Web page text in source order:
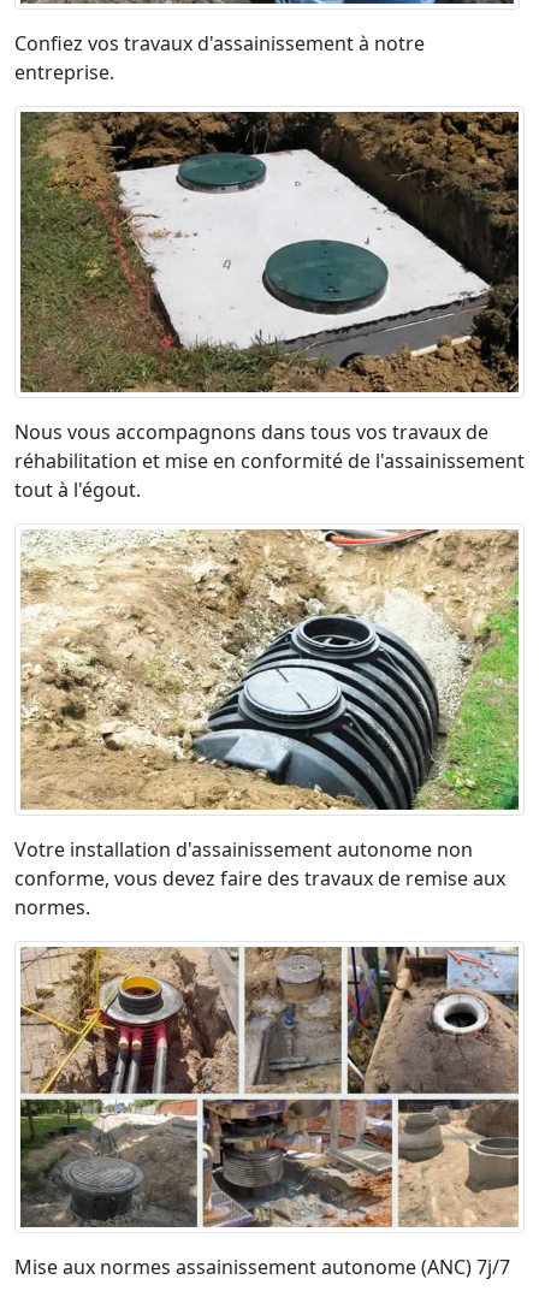
Confiez vos travaux d'assainissement à notre
entreprise.
Nous vous accompagnons dans tous vos travaux de
réhabilitation et mise en conformité de l'assainissement
tout à l'égout.
Votre installation d'assainissement autonome non
conforme, vous devez faire des travaux de remise aux
normes.
Mise aux normes assainissement autonome (ANC) 7j/7